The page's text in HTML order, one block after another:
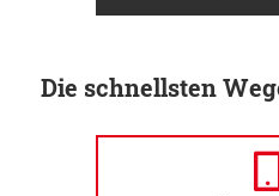
Die schnellsten